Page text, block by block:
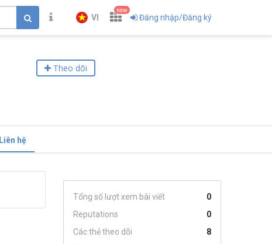
VI
new
Đăng nhập/Đăng ký
Theo dõi
Liên hệ
Tổng số lượt xem bài viết
0
Reputations
0
Các thẻ theo dõi
8